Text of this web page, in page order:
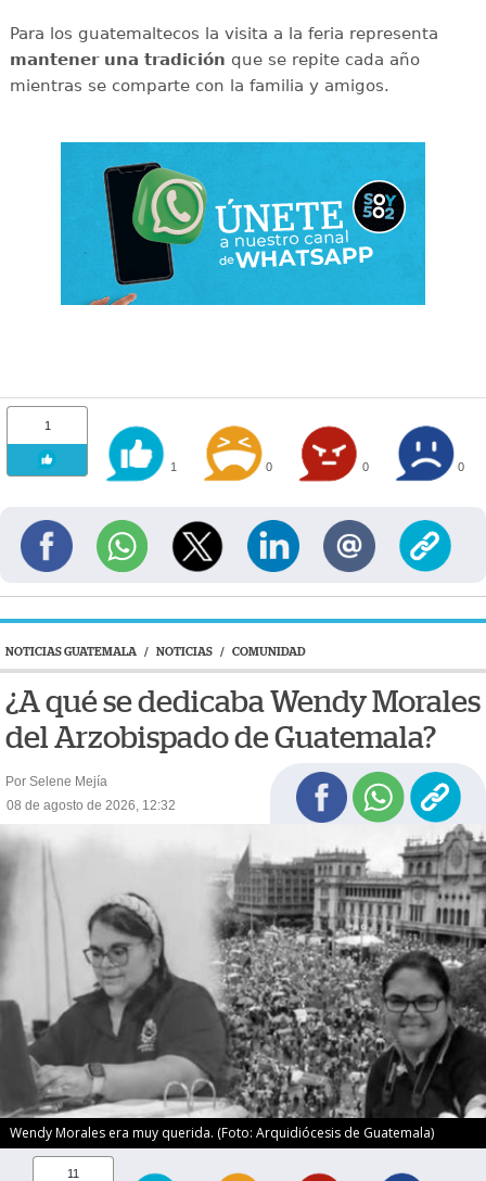
Para los guatemaltecos la visita a la feria representa
mantener una tradición que se repite cada año
mientras se comparte con la familia y amigos.
1
1 0 0 0
NOTICIAS GUATEMALA / NOTICIAS / COMUNIDAD
¿A qué se dedicaba Wendy Morales
del Arzobispado de Guatemala?
Por Selene Mejía
08 de agosto de 2026, 12:32
Wendy Morales era muy querida. (Foto: Arquidiócesis de Guatemala)
11